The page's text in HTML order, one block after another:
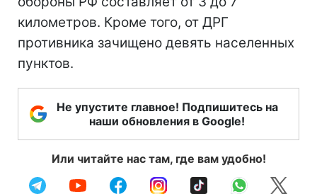
километров. Кроме того, от ДРГ
противника зачищено девять населенных
пунктов.
Не упустите главное! Подпишитесь на
наши обновления в Google!
Или читайте нас там, где вам удобно!